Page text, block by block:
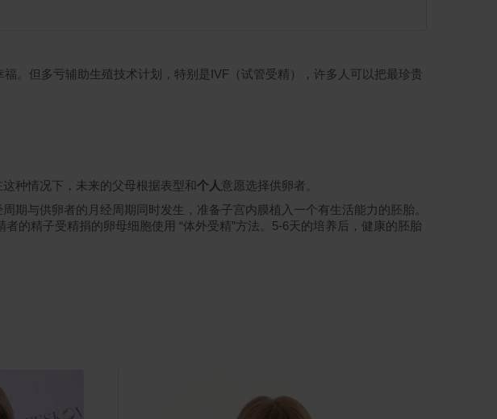
。但多亏辅助生殖技术计划，特别是IVF（试管受精），许多人可以把最珍贵
种情况下，未来的父母根据表型和个人 意愿选择供卵者。
与供卵者的月经周期同时发生，准备子宫内膜植入一个有生活能力的胚胎。
的精子受精捐的卵母细胞使用 “体外受精”方法。5-6天的培养后，健康的胚胎